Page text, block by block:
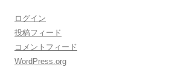
ログイン
投稿フィード
コメントフィード
WordPress.org